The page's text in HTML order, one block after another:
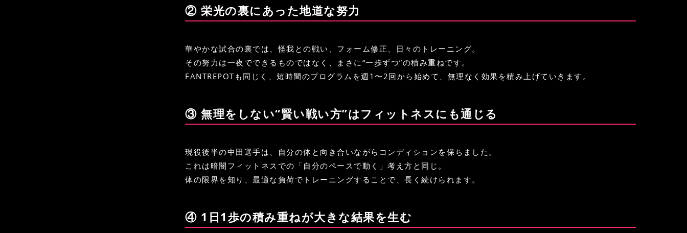
② 栄光の裏にあった地道な努力
華やかな試合の裏では、怪我との戦い、フォーム修正、日々のトレーニング。
その努力は一夜でできるものではなく、まさに“一歩ずつ”の積み重ねです。
FANTREPOTも同じく、短時間のプログラムを週1〜2回から始めて、無理なく効果を積み上げていきます。
③ 無理をしない“賢い戦い方”はフィットネスにも通じる
現役後半の中田選手は、自分の体と向き合いながらコンディションを保ちました。
これは暗闇フィットネスでの「自分のペースで動く」考え方と同じ。
体の限界を知り、最適な負荷でトレーニングすることで、長く続けられます。
④ 1日1歩の積み重ねが大きな結果を生む